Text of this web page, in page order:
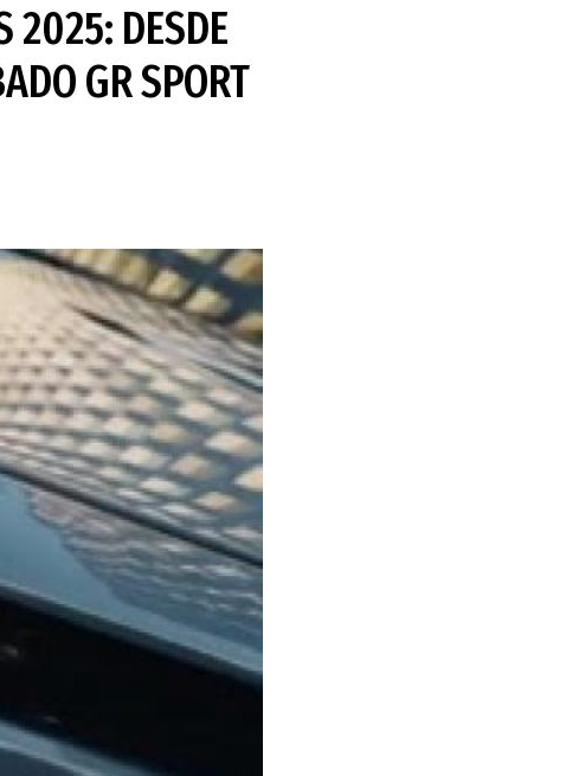
2025: DESDE
GR SPORT